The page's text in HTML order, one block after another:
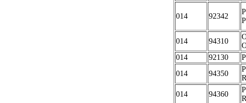
014 92342
014
94310
014
92130
014
94350
014 94360